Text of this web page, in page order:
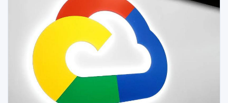
到了2022年，Dean说“她让自